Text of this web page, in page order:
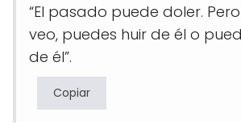
“El pasado puede doler.
veo, puedes huir de él o
de él”.
Copiar